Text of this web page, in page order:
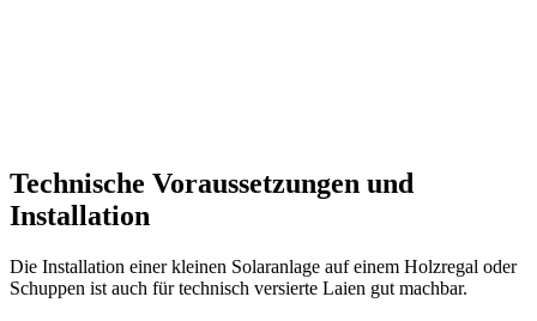
Technische Voraussetzungen und
Installation
Die Installation einer kleinen Solaranlage auf einem Holzregal oder
Schuppen ist auch für technisch versierte Laien gut machbar.